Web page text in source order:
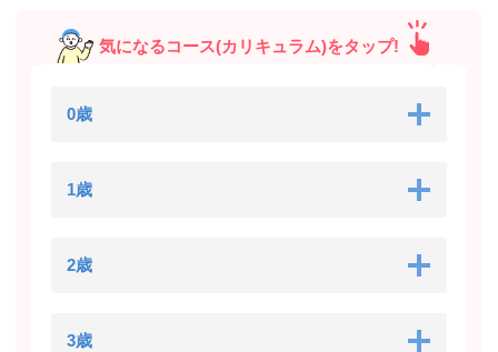
気になるコース(カリキュラム)をタップ!
0歳
1歳
2歳
3歳